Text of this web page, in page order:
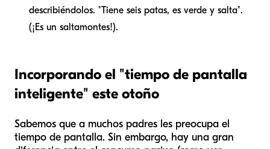
describiéndolos. "Tiene seis patas, es verde y salta".
(¡Es un saltamontes!).
Incorporando el "tiempo de pantalla
inteligente" este otoño
Sabemos que a muchos padres les preocupa el
tiempo de pantalla. Sin embargo, hay una gran